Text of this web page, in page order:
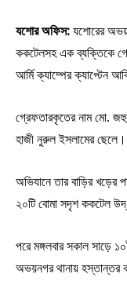
যশোর অফিস: যশোরের
ককটেলসহ এক ব্যক্তিকে
আর্মি ক্যাম্পের ক্যাপ্টেন
গ্রেফতারকৃতের নাম মো.
হাজী নুরুল ইসলামের ছেলে।
অভিযানে তার বাড়ির খড়ের
২০টি বোমা সদৃশ ককটেল
পরে মঙ্গলবার সকাল সাড়ে
অভয়নগর থানায় হস্তান্তর